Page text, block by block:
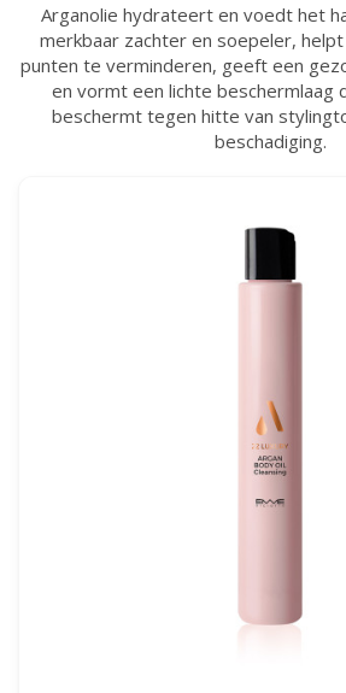
Arganolie hydrateert en voedt het
merkbaar zachter en soepeler,
punten te verminderen, geeft een
en vormt een lichte beschermlaag
beschermt tegen hitte van
beschadiging.